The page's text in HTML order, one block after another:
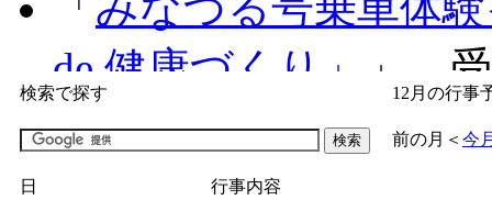
de 健康づくり」
」 受
「子育て交流広場「
間：2026/07/09～
検索で探す 12月の行事
前の月 ＜ 今
日 行事内容